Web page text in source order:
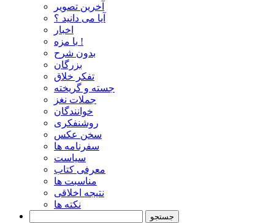
آخرین تصویر
آیا می دانید ؟
اخبار
با مزه !
بدون شرح
بزرگان
تفکر خلاق
جسته و گریخته
جملات نغز
خوانندگان
روشنفکری
سخن عکس
سفرنامه ها
سیاست
معرفی کتاب
مناسبت ها
نتیجه اخلاقی
نکته ها